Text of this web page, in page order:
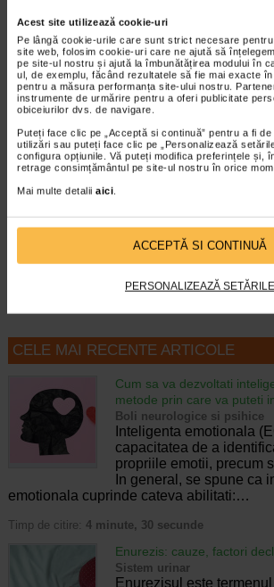
Acest site utilizează cookie-uri
Pe lângă cookie-urile care sunt strict necesare
site web, folosim cookie-uri care ne ajută să
pe site-ul nostru și ajută la îmbunătățirea modului în
ul, de exemplu, făcând rezultatele să fie mai exacte
pentru a măsura performanța site-ului nostru.
instrumente de urmărire pentru a oferi publicitate
obiceiurilor dvs. de navigare.
Puteți face clic pe „Acceptă si continuă” pentru a fi
utilizări sau puteți face clic pe „Personalizează
configura opțiunile. Vă puteți modifica preferințele și,
retrage consimțământul pe site-ul nostru în orice
Mai multe detalii aici.
ACCEPTĂ SI CONTINUĂ
PERSONALIZEAZĂ SETĂRILE
-40% Preț întreg: 60,10 Lei
GH3 Derma + Sampon
anticadere, 200 ml…
ingrijirea nepotrivita pot duce
treptat, in timp, la caderea parului…
Tratament
Derma+,
parului de la
se
CELE MAI RECENTE ARTICOLE
Cum sa va dezvoltati
metode prin care va puteti
Boli neurologice si psihice
Inteligenta emotionala
capacitatea de a
propriile emotii, precum
In general, se spune ca
emotionala cuprinde cateva abilitati:…
Timp de citire: 4 minute, 30 secunde
Enurezis: cauze, factori
Sistem urinar
Enurezisul este